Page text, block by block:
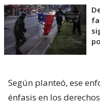
Según planteó, ese
énfasis en los